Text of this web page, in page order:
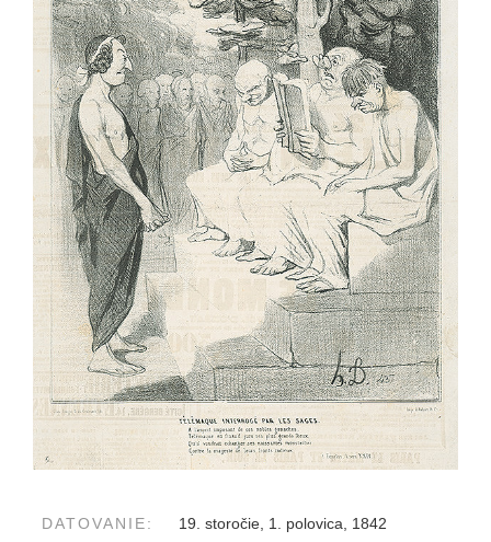
DATOVANIE: 19. storočie, 1. polovica, 1842